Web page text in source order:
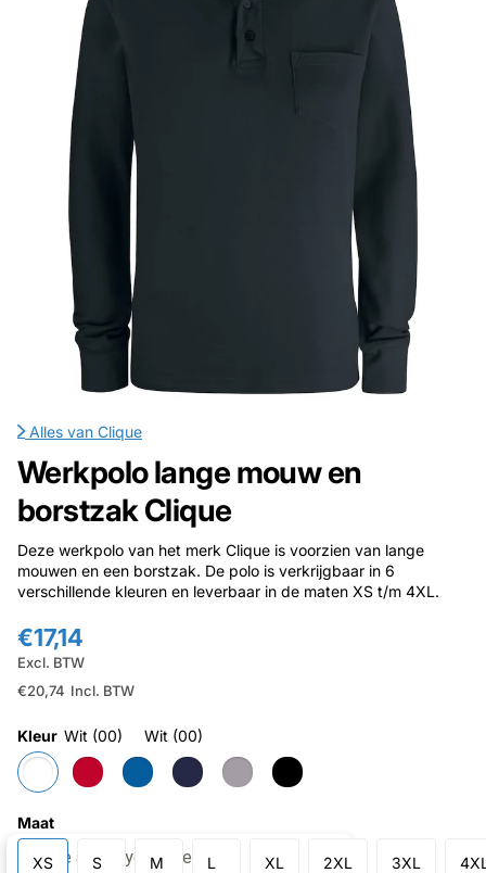
Alles van Clique
Werkpolo lange mouw en
borstzak Clique
Deze werkpolo van het merk Clique is voorzien van lange
mouwen en een borstzak. De polo is verkrijgbaar in 6
verschillende kleuren en leverbaar in de maten XS t/m 4XL.
€20,74 Incl. BTW
€17,14
Excl. BTW
Kleur Wit (00) Wit (00)
Maat
XS S M L XL 2XL 3XL